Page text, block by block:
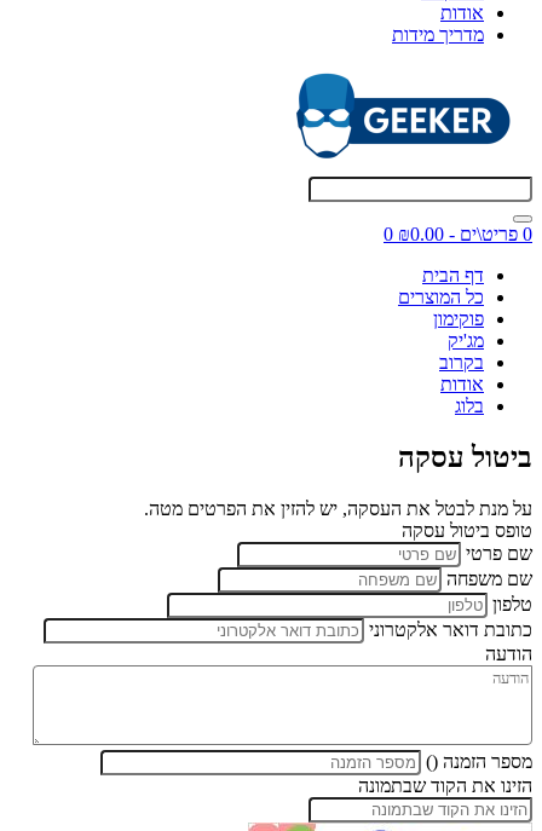
אודות
מדריך מידות
0 פריט\ים - ₪0.00
0
דף הבית
כל המוצרים
פוקימון
מג'יק
בקרוב
אודות
בלוג
ביטול עסקה
על מנת לבטל את העסקה, יש להזין את הפרטים מטה.
טופס ביטול עסקה
שם פרטי
שם משפחה
טלפון
כתובת דואר אלקטרוני
הודעה
מספר הזמנה ()
הזינו את הקוד שבתמונה